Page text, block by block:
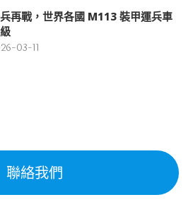
再戰，世界各國 M113 裝甲運兵車
03-11
聯絡我們